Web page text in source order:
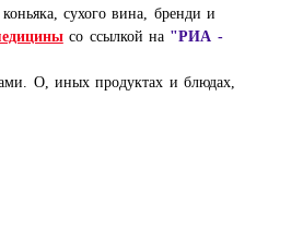
сухого вина, бренди и
со ссылкой на "РИА -
О, иных продуктах и блюдах,